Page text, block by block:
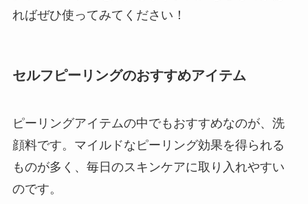
ればぜひ使ってみてください！
セルフピーリングのおすすめアイテム
ピーリングアイテムの中でもおすすめなのが、洗
顔料です。マイルドなピーリング効果を得られる
ものが多く、毎日のスキンケアに取り入れやすい
のです。